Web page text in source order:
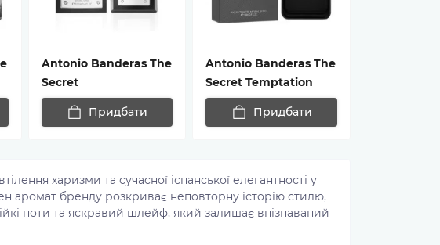
Antonio Banderas The
Secret
Придбати
Antonio Banderas The
Secret Temptation
Придбати
харизми та сучасної іспанської елегантності у
аромат бренду розкриває неповторну історію стилю,
ноти та яскравий шлейф, який залишає впізнаваний